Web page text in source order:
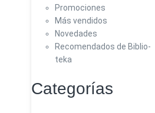
Promociones
Más vendidos
Novedades
Recomendados de Biblio-
teka
Categorías